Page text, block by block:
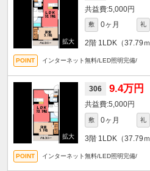
5,000円
敷 0ヶ月 礼
2階 1LDK（37.79ｍ
インターネット無料/LED照明完備/
306 9.4万円
5,000円
敷 0ヶ月 礼
3階 1LDK（37.79ｍ
インターネット無料/LED照明完備/